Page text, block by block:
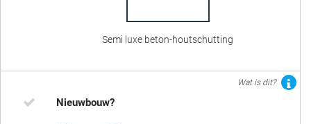
Semi luxe beton-houtschutting
Wat is dit?
Nieuwbouw?